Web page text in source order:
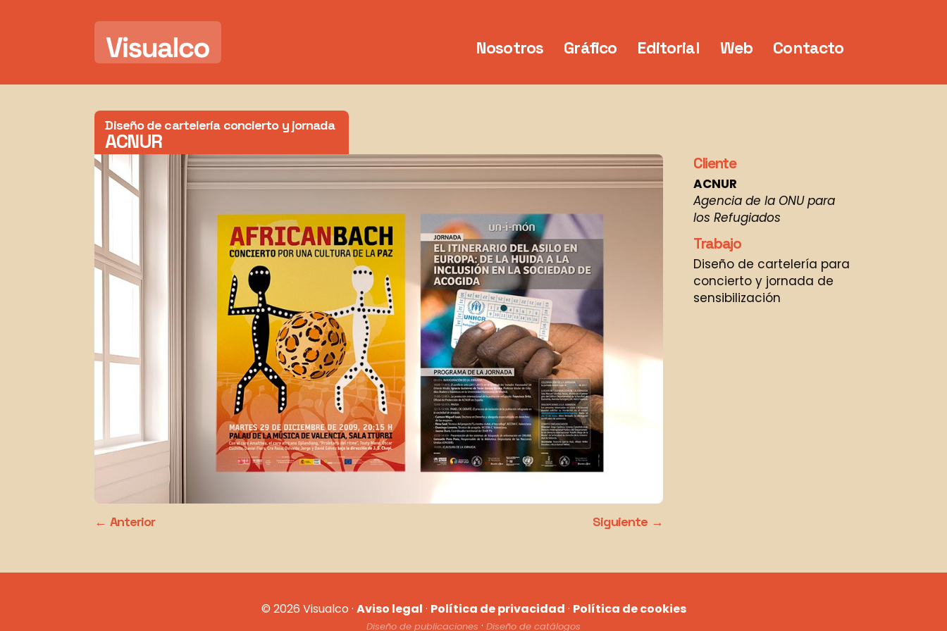
Nosotros Gráfico Editorial Web Contacto
Diseño de cartelería concierto y jornada
ACNUR
Siguiente
Anterior
Cliente
ACNUR
Agencia de la ONU para
los Refugiados
Trabajo
Diseño de cartelería para
concierto y jornada de
sensibilización
© 2026 Visualco · Aviso legal · Política de privacidad · Política de cookies
Diseño de publicaciones · Diseño de catálogos